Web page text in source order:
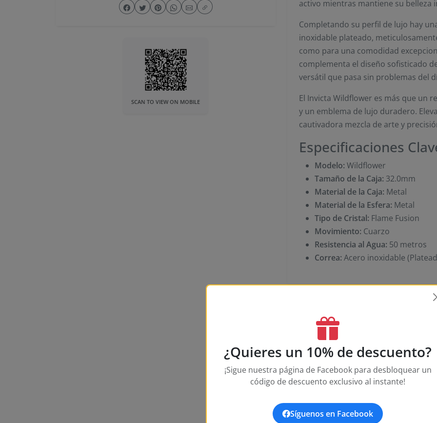
SCAN TO VIEW ON MOBILE
activo mientras mantiene su belleza
Completando su perfil de lujo hay
inoxidable plateado,
como para una comodidad
complementa el diseño sofisticado
versátil que pasa sin problemas del
El Invicta Wildflower es más que un
y un emblema de lujo duradero.
cautivadora mezcla de arte y
Especificaciones
Modelo: Wildflower
Tamaño de la Caja: 32.0mm
Material de la Caja: Metal
Material de la Esfera: Metal
Tipo de Cristal: Flame Fusion
Movimiento: Cuarzo
Resistencia al Agua: 50 metros
Correa: Acero inoxidable
Collection
Case Material
Case Tone
¿Quieres un 10% de descuento?
¡Sigue nuestra página de Facebook para desbloquear un
código de descuento exclusivo al instante!
Síguenos en Facebook